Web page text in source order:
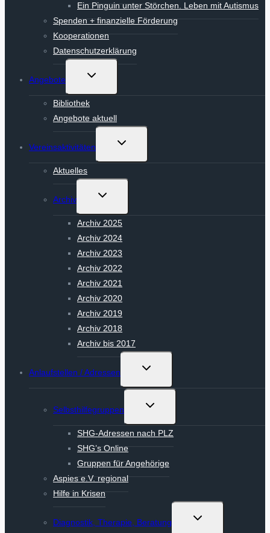
Ein Pinguin unter Störchen. Leben mit Autismus
Spenden + finanzielle Förderung
Kooperationen
Datenschutzerklärung
Angebote
Untermenü
Bibliothek
Angebote aktuell
Vereinsaktivitäten
Untermenü
Aktuelles
Archiv
Untermenü
Archiv 2025
Archiv 2024
Archiv 2023
Archiv 2022
Archiv 2021
Archiv 2020
Archiv 2019
Archiv 2018
Archiv bis 2017
Anlaufstellen / Adressen
Untermenü
Selbsthilfegruppen
Untermenü
SHG-Adressen nach PLZ
SHG’s Online
Gruppen für Angehörige
Aspies e.V. regional
Hilfe in Krisen
Diagnostik, Therapie, Beratung
Untermenü